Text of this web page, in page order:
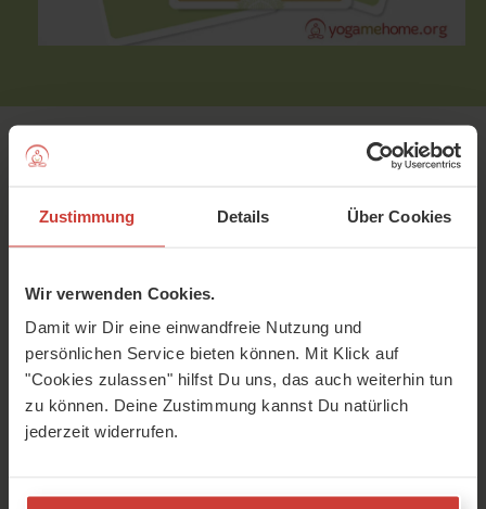
Zustimmung Details Über Cookies
Wir verwenden Cookies.
Damit wir Dir eine einwandfreie Nutzung und
persönlichen Service bieten können. Mit Klick auf
"Cookies zulassen" hilfst Du uns, das auch weiterhin tun
zu können. Deine Zustimmung kannst Du natürlich
jederzeit widerrufen.
Dehnen, atmen, lieben
Bevor Du mit diesem Video Deine Matte
ausrollst, bitte Anmelden oder
Kostenlos registrieren